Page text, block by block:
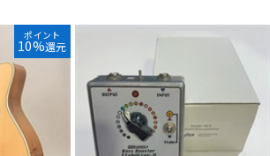
ポイント
10%還元